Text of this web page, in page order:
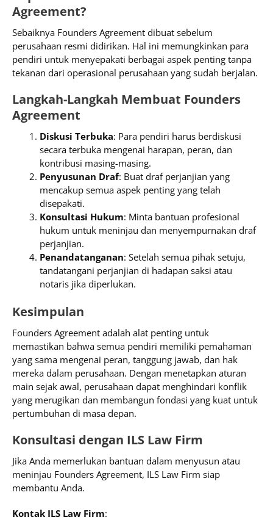
Agreement?
Sebaiknya Founders Agreement dibuat sebelum
perusahaan resmi didirikan. Hal ini memungkinkan para
pendiri untuk menyepakati berbagai aspek penting tanpa
tekanan dari operasional perusahaan yang sudah berjalan.
Langkah-Langkah Membuat Founders
Agreement
Diskusi Terbuka: Para pendiri harus berdiskusi
secara terbuka mengenai harapan, peran, dan
kontribusi masing-masing.
Penyusunan Draf: Buat draf perjanjian yang
mencakup semua aspek penting yang telah
disepakati.
Konsultasi Hukum: Minta bantuan profesional
hukum untuk meninjau dan menyempurnakan draf
perjanjian.
Penandatanganan: Setelah semua pihak setuju,
tandatangani perjanjian di hadapan saksi atau
notaris jika diperlukan.
Kesimpulan
Founders Agreement adalah alat penting untuk
memastikan bahwa semua pendiri memiliki pemahaman
yang sama mengenai peran, tanggung jawab, dan hak
mereka dalam perusahaan. Dengan menetapkan aturan
main sejak awal, perusahaan dapat menghindari konflik
yang merugikan dan membangun fondasi yang kuat untuk
pertumbuhan di masa depan.
Konsultasi dengan ILS Law Firm
Jika Anda memerlukan bantuan dalam menyusun atau
meninjau Founders Agreement, ILS Law Firm siap
membantu Anda.
Kontak ILS Law Firm: